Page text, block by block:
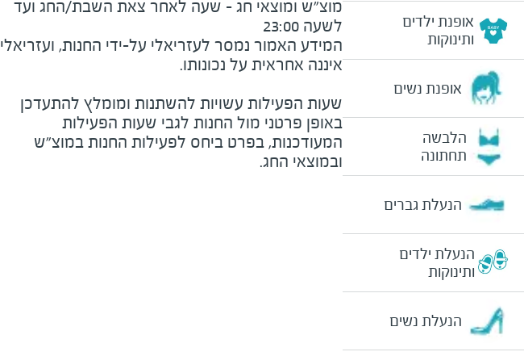
אופנת ילדים
ותינוקות
אופנת נשים
הלבשה
תחתונה
הנעלת גברים
הנעלת ילדים
ותינוקות
הנעלת נשים
לשעה 23:00
המידע האמור נמסר לעזריאלי על-ידי החנות, ועזריאלי
שעות הפעילות עשויות להשתנות ומומלץ להתעדכן
באופן פרטני מול החנות לגבי שעות הפעילות
המעודכנות, בפרט ביחס לפעילות החנות במוצ"ש
ובמוצאי החג.